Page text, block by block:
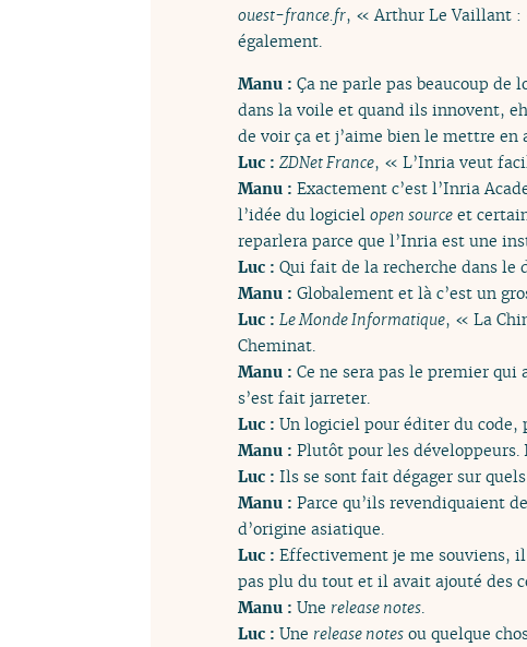
ouest-france.fr, « Arthur Le Vaillant :
également.
Manu : Ça ne parle pas beaucoup
dans la voile et quand ils innovent,
de voir ça et j’aime bien le mettre en
Luc : ZDNet France, « L’Inria veut
Manu : Exactement c’est l’Inria
l’idée du logiciel open source et
reparlera parce que l’Inria est une
Luc : Qui fait de la recherche dans le
Manu : Globalement et là c’est un
Luc : Le Monde Informatique, « La
Cheminat.
Manu : Ce ne sera pas le premier
s’est fait jarreter.
Luc : Un logiciel pour éditer du code,
Manu : Plutôt pour les
Luc : Ils se sont fait dégager sur
Manu : Parce qu’ils revendiquaient
d’origine asiatique.
Luc : Effectivement je me souviens, il
pas plu du tout et il avait ajouté des
Manu : Une release notes
Luc : Une release notes ou quelque